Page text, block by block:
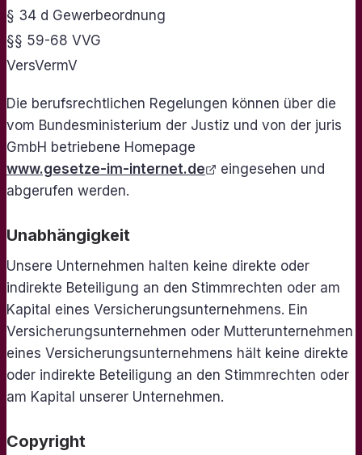
§ 34 d Gewerbeordnung
§§ 59-68 VVG
VersVermV
Die berufsrechtlichen Regelungen können über die
vom Bundesministerium der Justiz und von der juris
GmbH betriebene Homepage
www.gesetze-im-internet.de
eingesehen und
abgerufen werden.
Unabhängigkeit
Unsere Unternehmen halten keine direkte oder
indirekte Beteiligung an den Stimmrechten oder am
Kapital eines Versicherungsunternehmens. Ein
Versicherungsunternehmen oder Mutterunternehmen
eines Versicherungsunternehmens hält keine direkte
oder indirekte Beteiligung an den Stimmrechten oder
am Kapital unserer Unternehmen.
Copyright